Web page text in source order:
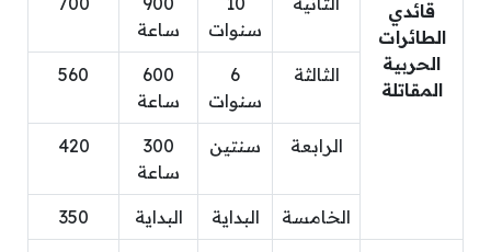
قائدي
الطائرات
الحربية
المقاتلة
سنوات
ساعة
الثالثة
6
سنوات
600
ساعة
560
الرابعة سنتين
300
ساعة
420
الخامسة البداية البداية 350